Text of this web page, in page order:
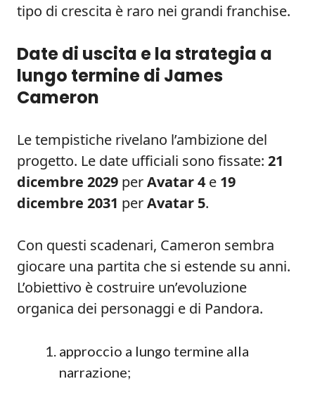
tipo di crescita è raro nei grandi franchise.
Date di uscita e la strategia a
lungo termine di James
Cameron
Le tempistiche rivelano l’ambizione del
progetto. Le date ufficiali sono fissate: 21
dicembre 2029 perAvatar 4 e 19
dicembre 2031 perAvatar 5.
Con questi scadenari, Cameron sembra
giocare una partita che si estende su anni.
L’obiettivo è costruire un’evoluzione
organica dei personaggi e di Pandora.
approccio a lungo termine alla
narrazione;